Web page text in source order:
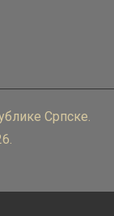
Српске.